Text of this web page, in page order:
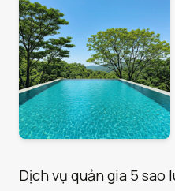
Dịch vụ quản gia 5 sao